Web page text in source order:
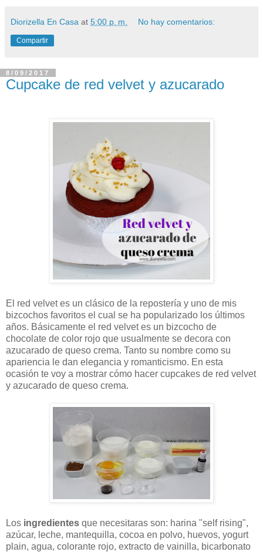
Diorizella En Casa at 5:00 p. m. No hay comentarios:
Compartir
8/09/2017
Cupcake de red velvet y azucarado
El red velvet es un clásico de la repostería y uno de mis
bizcochos favoritos el cual se ha popularizado los últimos
años. Básicamente el red velvet es un bizcocho de
chocolate de color rojo que usualmente se decora con
azucarado de queso crema. Tanto su nombre como su
apariencia le dan elegancia y romanticismo. En esta
ocasión te voy a mostrar cómo hacer cupcakes de red velvet
y azucarado de queso crema.
Los ingredientes que necesitaras son: harina "self rising",
azúcar, leche, mantequilla, cocoa en polvo, huevos, yogurt
plain, agua, colorante rojo, extracto de vainilla, bicarbonato